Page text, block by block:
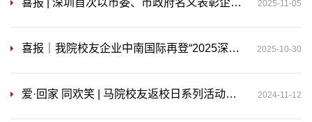
喜报 | 深圳首次以市委、市政府名义表彰企业家和企业，我院校友杨杰先生获此殊荣 2025-11-05
喜报｜我院校友企业中南国际再登“2025深圳企业500强”榜单 彰显硬核实力 2025-10-30
爱·回家 同欢笑 | 马院校友返校日系列活动剪影 2024-11-12